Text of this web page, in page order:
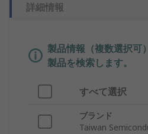
詳細情報
製品情報（複数選択可
製品を検索します。
すべて選択
ブランド
Taiwan